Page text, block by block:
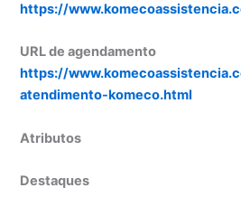
https://
URL de agendamento
https://
atendimento-komeco.html
Atributos
Destaques